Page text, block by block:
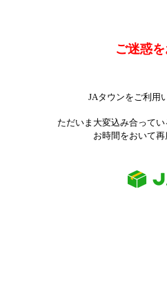
ご迷惑
JAタウンをご利用
ただいま大変込み合って
お時間をおいて